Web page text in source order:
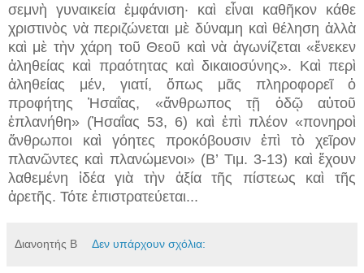
σεμνὴ γυναικεία ἐμφάνιση· καὶ εἶναι καθῆκον κάθε
χριστινὸς νὰ περιζώνεται μὲ δύναμη καὶ θέληση ἀλλὰ
καὶ μὲ τὴν χάρη τοῦ Θεοῦ καὶ νὰ ἀγωνίζεται «ἕνεκεν
ἀληθείας καὶ πραότητας καὶ δικαιοσύνης». Καὶ περὶ
ἀληθείας μέν, γιατί, ὅπως μᾶς πληροφορεῖ ὁ
προφήτης Ἠσαΐας, «ἄνθρωπος τῇ ὁδῷ αὐτοῦ
ἐπλανήθη» (Ἠσαΐας 53, 6) καὶ ἐπὶ πλέον «πονηροὶ
ἄνθρωποι καὶ γόητες προκόβουσιν ἐπὶ τὸ χεῖρον
πλανῶντες καὶ πλανώμενοι» (Β’ Τιμ. 3-13) καὶ ἔχουν
λαθεμένη ἰδέα γιὰ τὴν ἀξία τῆς πίστεως καὶ τῆς
ἀρετῆς. Τότε ἐπιστρατεύεται...
Διανοητής Β Δεν υπάρχουν σχόλια: